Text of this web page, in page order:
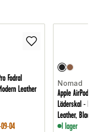
Fodral
Leather
04
Nomad
Apple AirPods
Läderskal -
Leather, Black
I lager